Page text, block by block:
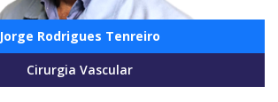
Jorge Rodrigues Tenreiro
Cirurgia Vascular